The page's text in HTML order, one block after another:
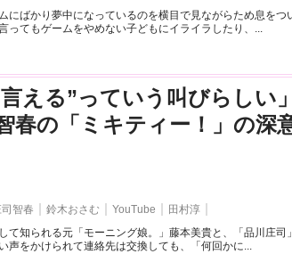
にばかり夢中になっているのを横目で見ながらため息をつ
てもゲームをやめない子どもにイライラしたり、...
言える”っていう叫びらしい
春の「ミキティー！」の深
司智春 鈴木おさむ YouTube
田村淳
て知られる元「モーニング娘。」藤本美貴と、「品川庄司
声をかけられて連絡先は交換しても、「何回かに...